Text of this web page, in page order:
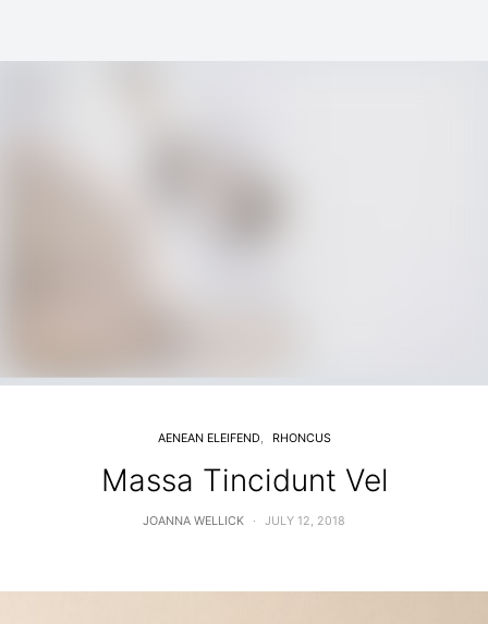
AENEAN ELEIFEND RHONCUS
Massa Tincidunt Vel
JOANNA WELLICK JULY 12, 2018